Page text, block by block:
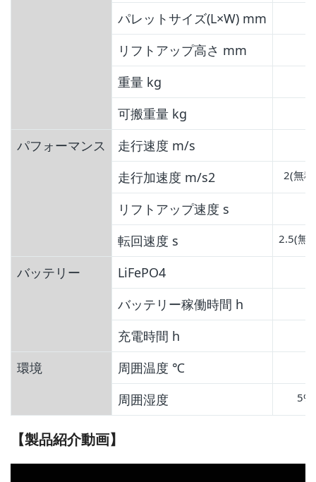
パレットサイズ(L×W) mm
リフトアップ高さ mm
重量 kg
可搬重量 kg
パフォーマンス
走行速度 m/s
走行加速度 m/s2
2(無
リフトアップ速度 s
転回速度 s
2.5(無
バッテリー
LiFePO4
バッテリー稼働時間 h
充電時間 h
環境
周囲温度 ℃
周囲湿度
【製品紹介動画】